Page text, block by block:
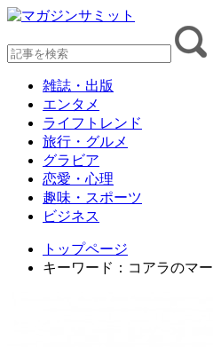
雑誌・出版
エンタメ
ライフトレンド
旅行・グルメ
グラビア
恋愛・心理
趣味・スポーツ
ビジネス
トップページ
キーワード：コアラのマ